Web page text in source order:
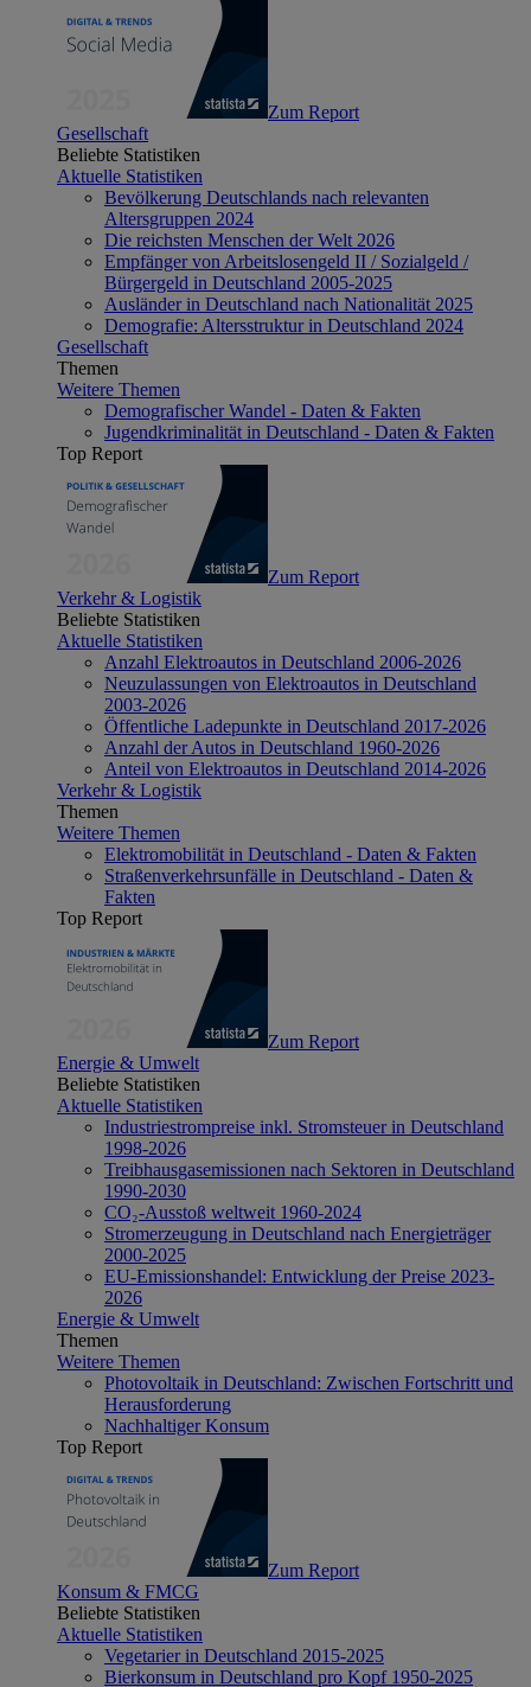
Zum Report
Gesellschaft
Beliebte Statistiken
Aktuelle Statistiken
Bevölkerung Deutschlands nach relevanten
Altersgruppen 2024
Die reichsten Menschen der Welt 2026
Empfänger von Arbeitslosengeld II / Sozialgeld /
Bürgergeld in Deutschland 2005-2025
Ausländer in Deutschland nach Nationalität 2025
Demografie: Altersstruktur in Deutschland 2024
Gesellschaft
Themen
Weitere Themen
Demografischer Wandel - Daten & Fakten
Jugendkriminalität in Deutschland - Daten & Fakten
Top Report
Zum Report
Verkehr & Logistik
Beliebte Statistiken
Aktuelle Statistiken
Anzahl Elektroautos in Deutschland 2006-2026
Neuzulassungen von Elektroautos in Deutschland
2003-2026
Öffentliche Ladepunkte in Deutschland 2017-2026
Anzahl der Autos in Deutschland 1960-2026
Anteil von Elektroautos in Deutschland 2014-2026
Verkehr & Logistik
Themen
Weitere Themen
Elektromobilität in Deutschland - Daten & Fakten
Straßenverkehrsunfälle in Deutschland - Daten &
Fakten
Top Report
Zum Report
Energie & Umwelt
Beliebte Statistiken
Aktuelle Statistiken
Industriestrompreise inkl. Stromsteuer in Deutschland
1998-2026
Treibhausgasemissionen nach Sektoren in Deutschland
1990-2030
CO₂-Ausstoß weltweit 1960-2024
Stromerzeugung in Deutschland nach Energieträger
2000-2025
EU-Emissionshandel: Entwicklung der Preise 2023-
2026
Energie & Umwelt
Themen
Weitere Themen
Photovoltaik in Deutschland: Zwischen Fortschritt und
Herausforderung
Nachhaltiger Konsum
Top Report
Zum Report
Konsum & FMCG
Beliebte Statistiken
Aktuelle Statistiken
Vegetarier in Deutschland 2015-2025
Bierkonsum in Deutschland pro Kopf 1950-2025